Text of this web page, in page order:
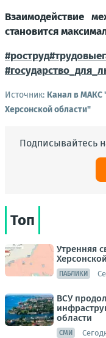
Взаимодействие
становится
#роструд
Источник: Канал в МАКС
Херсонской области"
Подписывайтесь
Топ
Утренняя
ПАБЛИКИ
ВСУ
области
СМИ